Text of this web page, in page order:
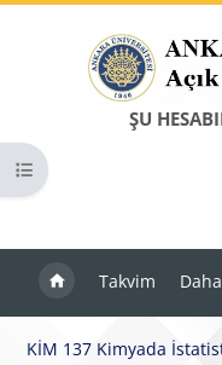
ŞU
Takvim
Kurs dizinini aç
KİM 137 Kimyada